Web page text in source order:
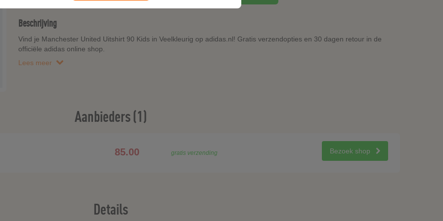
Beschrijving
Vind je Manchester United Uitshirt 90 Kids in Veelkleurig op adidas.nl! Gratis verzendopties en 30 dagen retour in de
officiële adidas online shop.
Lees meer
Aanbieders (1)
85.00 gratis verzending Bezoek shop
Details